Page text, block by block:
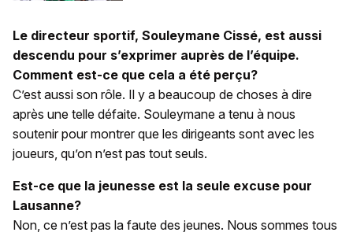
Le directeur sportif, Souleymane Cissé, est aussi
descendu pour s’exprimer auprès de l’équipe.
Comment est-ce que cela a été perçu?
C’est aussi son rôle. Il y a beaucoup de choses à dire
après une telle défaite. Souleymane a tenu à nous
soutenir pour montrer que les dirigeants sont avec les
joueurs, qu’on n’est pas tout seuls.
Est-ce que la jeunesse est la seule excuse pour
Lausanne?
Non, ce n’est pas la faute des jeunes. Nous sommes tous